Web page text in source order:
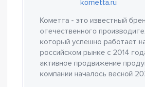
kometta.ru
Кометта - это известный
отечественного
который успешно работает
российском рынке с 2014
активное продвижение
компании началось весной